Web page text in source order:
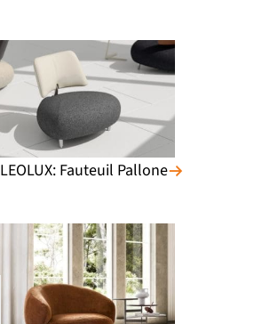
LEOLUX: Fauteuil Pallone